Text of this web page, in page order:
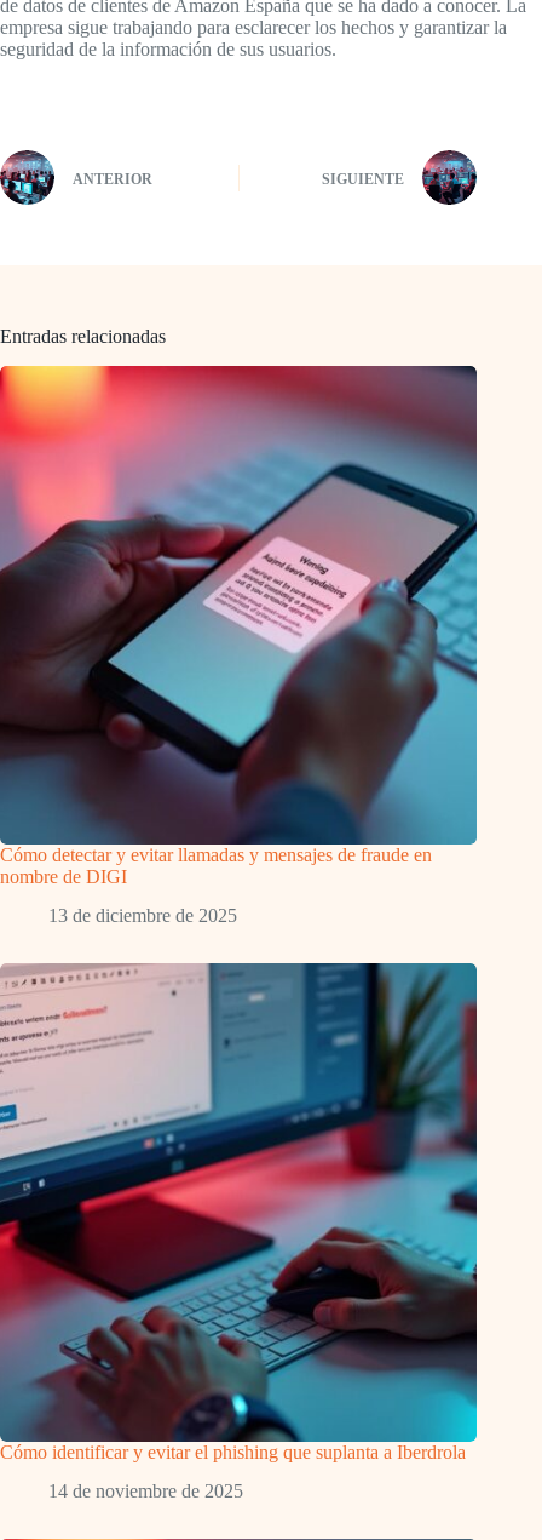
de datos de clientes de Amazon España que se ha dado a conocer. La
empresa sigue trabajando para esclarecer los hechos y garantizar la
seguridad de la información de sus usuarios.
ANTERIOR SIGUIENTE
Entradas relacionadas
Cómo detectar y evitar llamadas y mensajes de fraude en
nombre de DIGI
13 de diciembre de 2025
Cómo identificar y evitar el phishing que suplanta a Iberdrola
14 de noviembre de 2025